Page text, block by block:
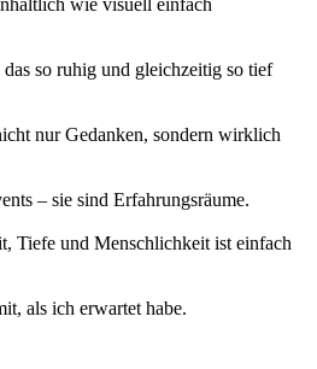
wie visuell einfach
so ruhig und gleichzeitig so tief
nur Gedanken, sondern wirklich
– sie sind Erfahrungsräume.
Tiefe und Menschlichkeit ist einfach
als ich erwartet habe.